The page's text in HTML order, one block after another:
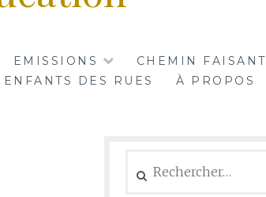
EMISSIONS
CHEMIN FAISANT
ENFANTS DES RUES À PROPOS